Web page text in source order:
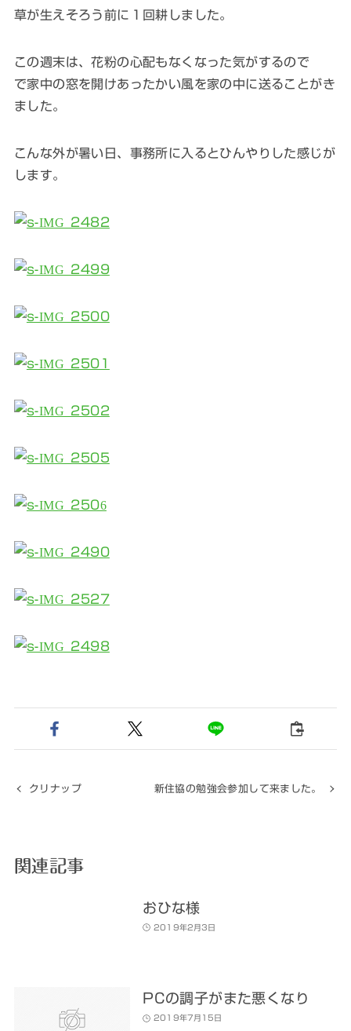
草が生えそろう前に１回耕しました。
この週末は、花粉の心配もなくなった気がするので
で家中の窓を開けあったかい風を家の中に送ることがき
ました。
こんな外が暑い日、事務所に入るとひんやりした感じが
します。
クリナップ 新住協の勉強会参加して来ました。
関連記事
おひな様
2019年2月3日
PCの調子がまた悪くなり
2019年7月15日